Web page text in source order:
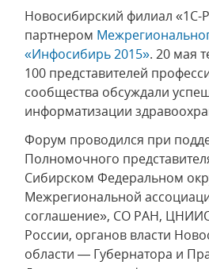
Новосибирский филиал «1С-
партнером
«Инфосибирь 2015». 20 мая
100 представителей
сообщества обсуждали
информатизации
Форум проводился при
Полномочного
Сибирском Федеральном
Межрегиональной
соглашение», СО РАН,
России, органов власти
области — Губернатора и